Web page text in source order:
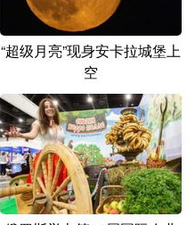
“超级月亮”现身安卡拉城堡上
空